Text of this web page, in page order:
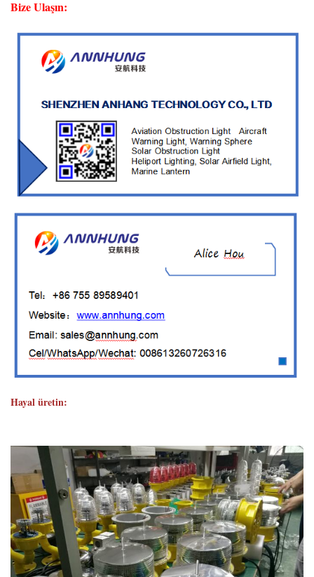
Bize Ulaşın:
Hayal üretin: